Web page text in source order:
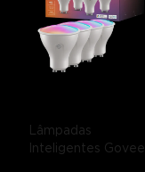
Lâmpadas
Inteligentes Govee